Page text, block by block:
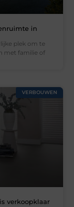
in
plek om te
met familie of
VERBOUWEN
verkoopklaar